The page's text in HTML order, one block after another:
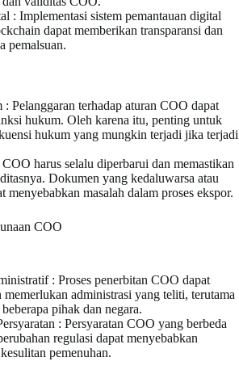
: Implementasi sistem pemantauan digital
dapat memberikan transparansi dan
pemalsuan.
Pelanggaran terhadap aturan COO dapat
hukum. Oleh karena itu, penting untuk
hukum yang mungkin terjadi jika terjadi
harus selalu diperbarui dan memastikan
Dokumen yang kedaluwarsa atau
menyebabkan masalah dalam proses ekspor.
COO
: Proses penerbitan COO dapat
administrasi yang teliti, terutama
pihak dan negara.
: Persyaratan COO yang berbeda
regulasi dapat menyebabkan
pemenuhan.